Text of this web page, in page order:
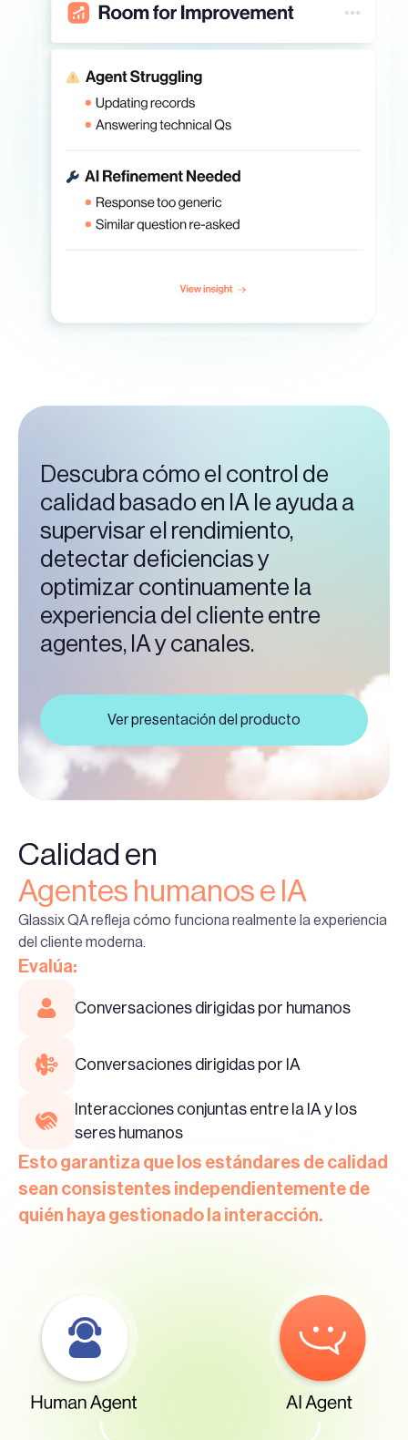
Descubra cómo el control de
calidad basado en IA le ayuda a
supervisar el rendimiento,
detectar deficiencias y
optimizar continuamente la
experiencia del cliente entre
agentes, IA y canales.
Ver presentación del producto
Calidad en
Agentes humanos e IA
Glassix QA refleja cómo funciona realmente la experiencia
del cliente moderna.
Evalúa:
Conversaciones dirigidas por humanos
Conversaciones dirigidas por IA
Interacciones conjuntas entre la IA y los
seres humanos
Esto garantiza que los estándares de calidad
sean consistentes independientemente de
quién haya gestionado la interacción.